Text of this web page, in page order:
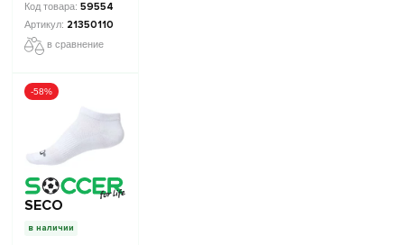
59554
21350110
в сравнение
-58%
SECO
в наличии